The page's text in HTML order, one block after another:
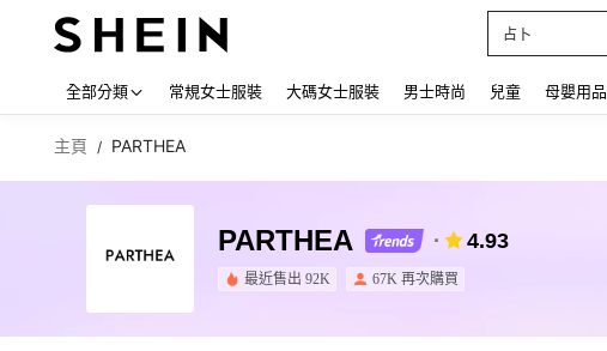
占卜
全部分類 常規女士服裝 大碼女士服裝 男士時尚 兒童 母嬰用品
主頁 / PARTHEA
PARTHEA 4.93
最近售出 92K 67K 再次購買